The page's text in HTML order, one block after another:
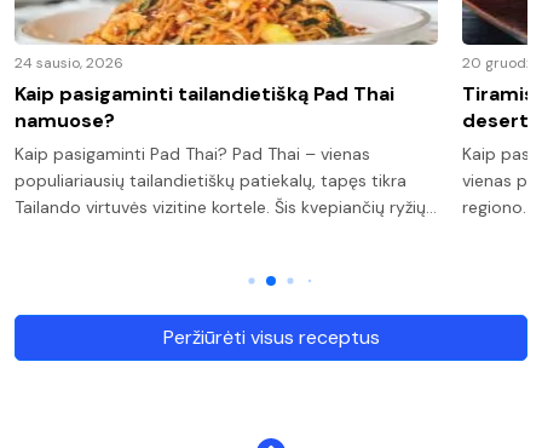
24 sausio, 2026
Kaip pasigaminti tailandietišką Pad Thai
namuose?
Kaip pasigaminti Pad Thai? Pad Thai – vienas
populiariausių tailandietiškų patiekalų, tapęs tikra
Tailando virtuvės vizitine kortele. Šis kvepiančių ryžių…
20
Kaip
vienas
regiono.
Peržiūrėti visus receptus